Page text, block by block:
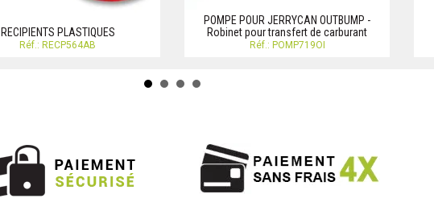
RECIPIENTS PLASTIQUES
Réf.: RECP564AB
POMPE POUR JERRYCAN OUTBUMP -
Robinet pour transfert de carburant
Réf.: POMP719OI